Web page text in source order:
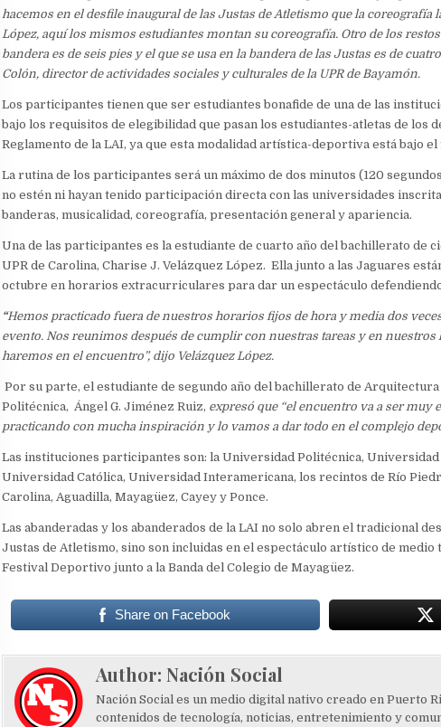
hacemos en el desfile inaugural de las Justas de Atletismo que la coreografía
López, aquí los mismos estudiantes montan su coreografía. Otro de los restos
bandera es de seis pies y el que se usa en la bandera de las Justas es de
Colón, director de actividades sociales y culturales de la UPR de Bayamón.
Los participantes tienen que ser estudiantes bonafide de una de las
bajo los requisitos de elegibilidad que pasan los estudiantes-atletas de los
Reglamento de la LAI, ya que esta modalidad artística-deportiva está bajo
La rutina de los participantes será un máximo de dos minutos (120
no estén ni hayan tenido participación directa con las universidades
banderas, musicalidad, coreografía, presentación general y apariencia.
Una de las participantes es la estudiante de cuarto año del bachillerato de
UPR de Carolina, Charise J. Velázquez López. Ella junto a las Jaguares
octubre en horarios extracurriculares para dar un espectáculo
“Hemos practicado fuera de nuestros horarios fijos de hora y media dos
evento. Nos reunimos después de cumplir con nuestras tareas y en nuestros
haremos en el encuentro”, dijo Velázquez López.
Por su parte, el estudiante de segundo año del bachillerato de
Politécnica, Ángel G. Jiménez Ruiz, expresó que “el encuentro va a ser muy
practicando con mucha inspiración y lo vamos a dar todo en el complejo
Las instituciones participantes son: la Universidad Politécnica, Universidad
Universidad Católica, Universidad Interamericana, los recintos de Río
Carolina, Aguadilla, Mayagüez, Cayey y Ponce.
Las abanderadas y los abanderados de la LAI no solo abren el tradicional
Justas de Atletismo, sino son incluidas en el espectáculo artístico de
Festival Deportivo junto a la Banda del Colegio de Mayagüez.
Share on Facebook
Author: Nación Social
Nación Social es un medio digital nativo creado en Puerto
contenidos de tecnología, noticias, entretenimiento y